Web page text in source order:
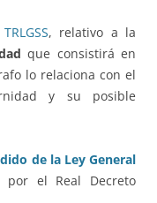
, relativo a la
que consistirá en
lo relaciona con el
y su posible
de la Ley General
por el Real Decreto